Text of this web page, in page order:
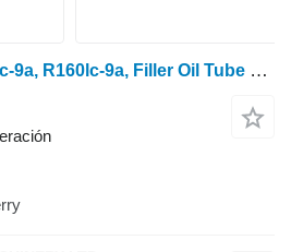
Hyundai Robex R140lc-9a, R160lc-9a, Filler Oil Tube Zuac-00466, 3431800 tubo de refrigeración para Robex R140LC-9A